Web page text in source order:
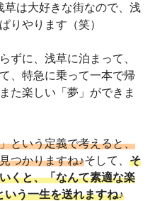
草は大好きな街なので、浅
りやります（笑）
ずに、浅草に泊まって、
、特急に乗って一本で帰
た楽しい「夢」ができま
という定義で考えると、
つかりますね♪そして、 そ
くと、「なんて素適な楽
いう一生を送れますね♪